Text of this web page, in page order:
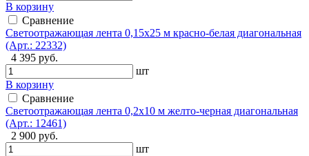
В корзину
Сравнение
Светоотражающая лента 0,15х25 м красно-белая диагональная
(Арт.: 22332)
4 395 руб.
шт
В корзину
Сравнение
Светоотражающая лента 0,2х10 м желто-черная диагональная
(Арт.: 12461)
2 900 руб.
шт